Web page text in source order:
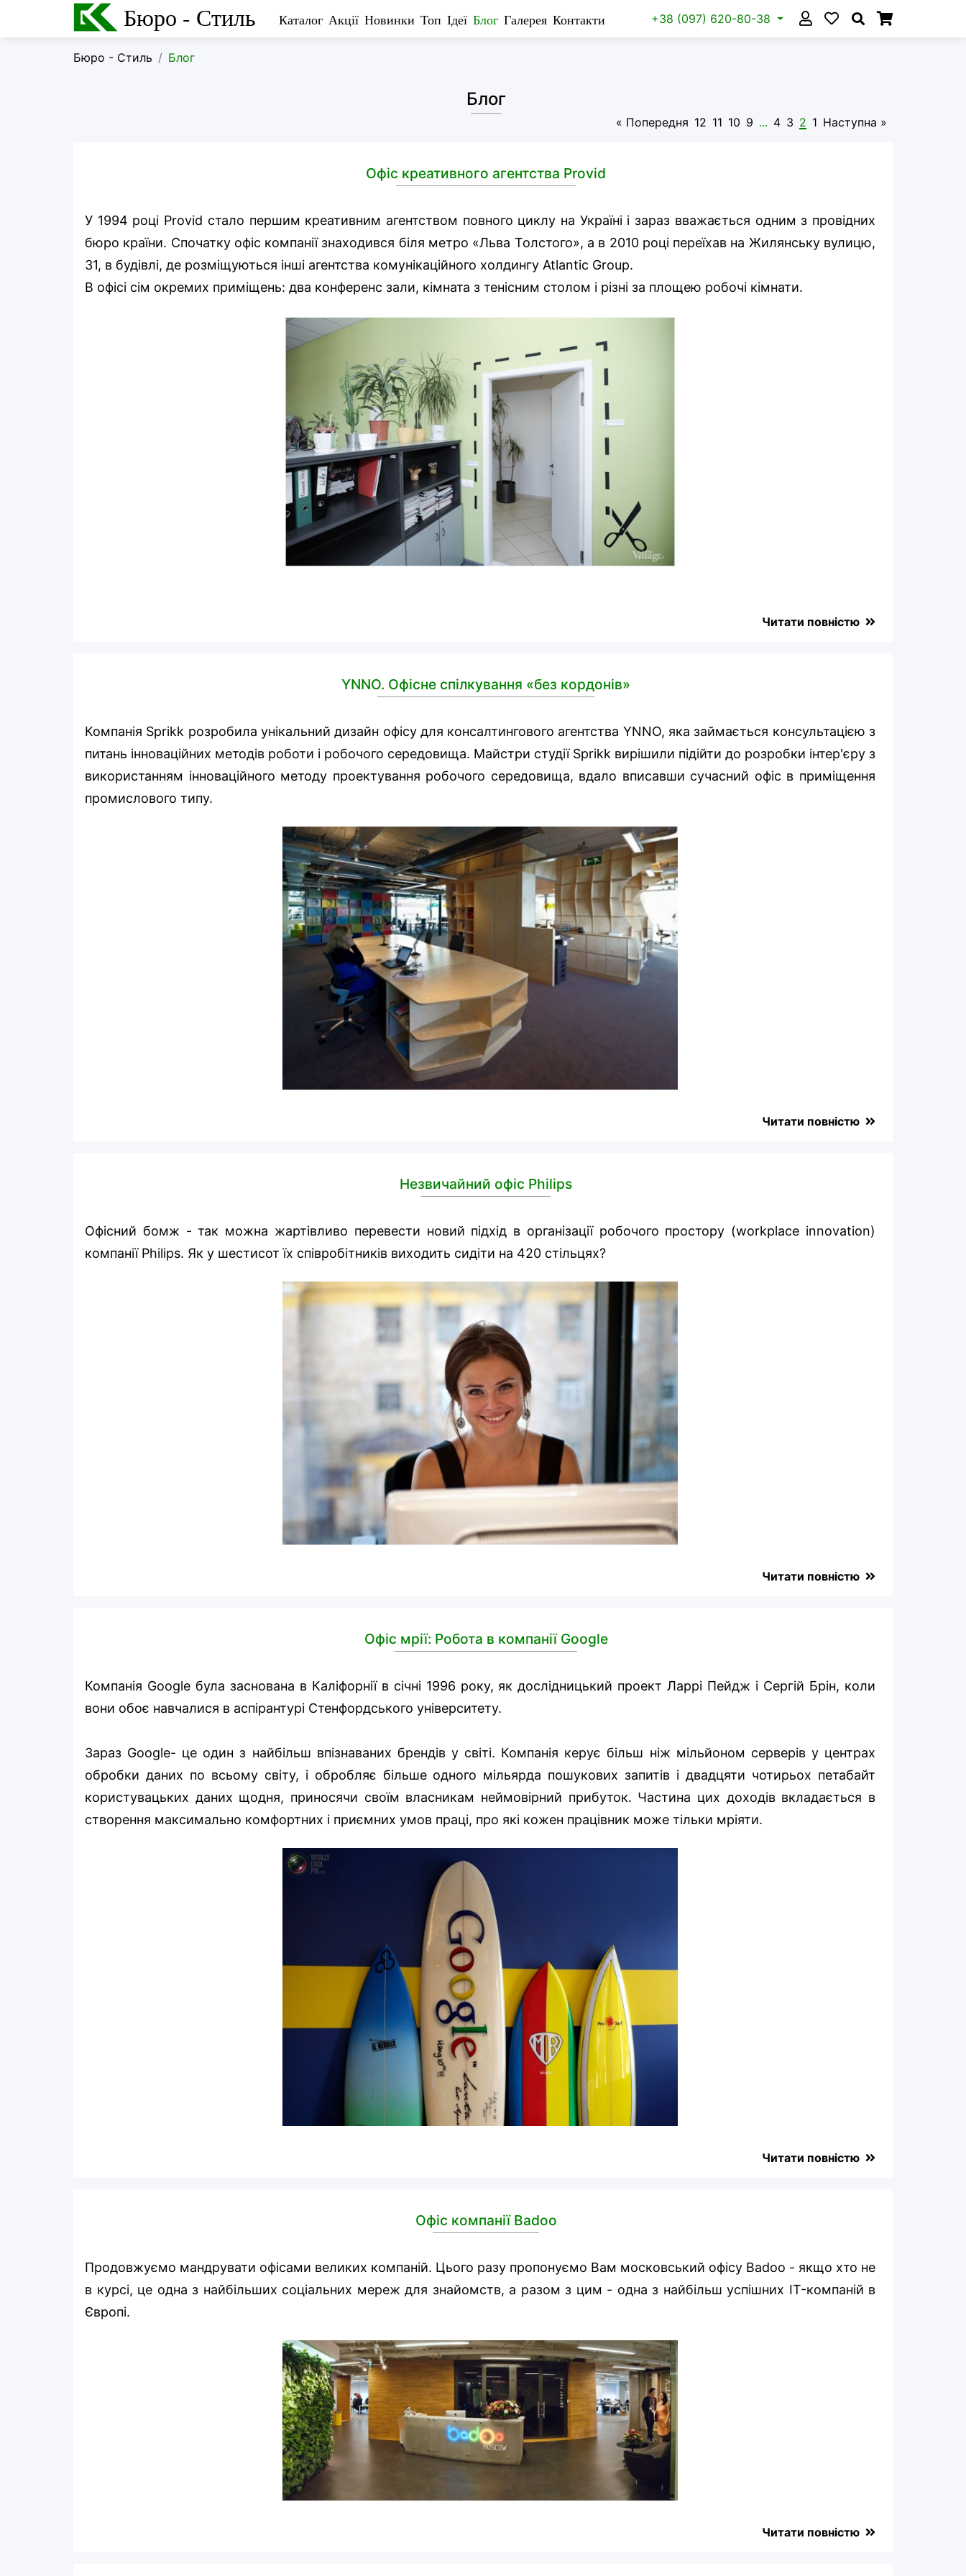
Бюро - Стиль Каталог Акції Новинки Топ Ідеї Блог Галерея Контакти +38 (097) 620-80-38
Бюро - Стиль Блог
Блог
« Попередня 12 11 10 9 ... 4 3 2 1 Наступна »
Офіс креативного агентства Provid
У 1994 році Provid стало першим креативним агентством повного циклу на Україні і зараз вважається одним з провідних
бюро країни. Спочатку офіс компанії знаходився біля метро «Льва Толстого», а в 2010 році переїхав на Жилянську вулицю,
31, в будівлі, де розміщуються інші агентства комунікаційного холдингу Atlantic Group.
В офісі сім окремих приміщень: два конференс зали, кімната з тенісним столом і різні за площею робочі кімнати.
Читати повністю
YNNO. Офісне спілкування «без кордонів»
Компанія Sprikk розробила унікальний дизайн офісу для консалтингового агентства YNNO, яка займається консультацією з
питань інноваційних методів роботи і робочого середовища. Майстри студії Sprikk вирішили підійти до розробки інтер'єру з
використанням інноваційного методу проектування робочого середовища, вдало вписавши сучасний офіс в приміщення
промислового типу.
Читати повністю
Незвичайний офіс Philips
Офісний бомж - так можна жартівливо перевести новий підхід в організації робочого простору (workplace innovation)
компанії Philips. Як у шестисот їх співробітників виходить сидіти на 420 стільцях?
Читати повністю
Офіс мрії: Робота в компанії Google
Компанія Google була заснована в Каліфорнії в січні 1996 року, як дослідницький проект Ларрі Пейдж і Сергій Брін, коли
вони обоє навчалися в аспірантурі Стенфордського університету.
Зараз Google- це один з найбільш впізнаваних брендів у світі. Компанія керує більш ніж мільйоном серверів у центрах
обробки даних по всьому світу, і обробляє більше одного мільярда пошукових запитів і двадцяти чотирьох петабайт
користувацьких даних щодня, приносячи своїм власникам неймовірний прибуток. Частина цих доходів вкладається в
створення максимально комфортних і приємних умов праці, про які кожен працівник може тільки мріяти.
Читати повністю
Офіс компанії Badoo
Продовжуємо мандрувати офісами великих компаній. Цього разу пропонуємо Вам московський офісу Badoo - якщо хто не
в курсі, це одна з найбільших соціальних мереж для знайомств, а разом з цим - одна з найбільш успішних IT-компаній в
Європі.
Читати повністю